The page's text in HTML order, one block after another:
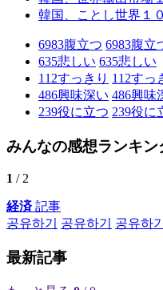
韓国、ことし世界１
6983腹立つ 6983腹立
635悲しい 635悲しい
112すっきり 112すっ
486興味深い 486興味
239役に立つ 239役に
みんなの感想ランキン
1 / 2
経済記事
공유하기
공유하기 공유하기
最新記事